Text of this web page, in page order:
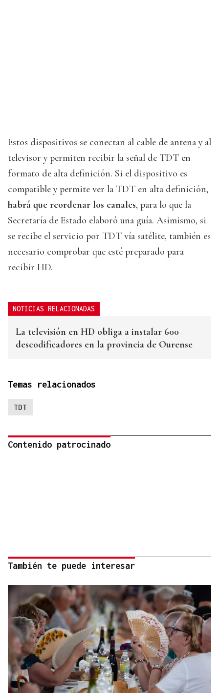
Estos dispositivos se conectan al cable de antena y al
televisor y permiten recibir la señal de TDT en
formato de alta definición. Si el dispositivo es
compatible y permite ver la TDT en alta definición,
habrá que reordenar los canales, para lo que la
Secretaría de Estado elaboró una guía. Asimismo, si
se recibe el servicio por TDT vía satélite, también es
necesario comprobar que esté preparado para
recibir HD.
NOTICIAS RELACIONADAS
La televisión en HD obliga a instalar 600
descodificadores en la provincia de Ourense
Temas relacionados
TDT
Contenido patrocinado
También te puede interesar